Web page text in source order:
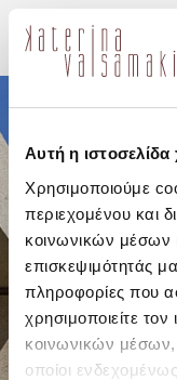
Αυτή η ιστοσελίδα
Χρησιμοποιούμε
περιεχομένου και
κοινωνικών μέσων
επισκεψιμότητάς
πληροφορίες που
χρησιμοποιείτε
κοινωνικών μέσων,
οποίοι